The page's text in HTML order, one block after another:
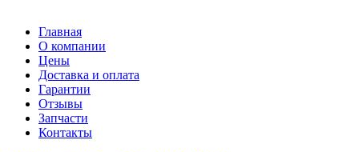
Главная
О компании
Цены
Доставка и оплата
Гарантии
Отзывы
Запчасти
Контакты